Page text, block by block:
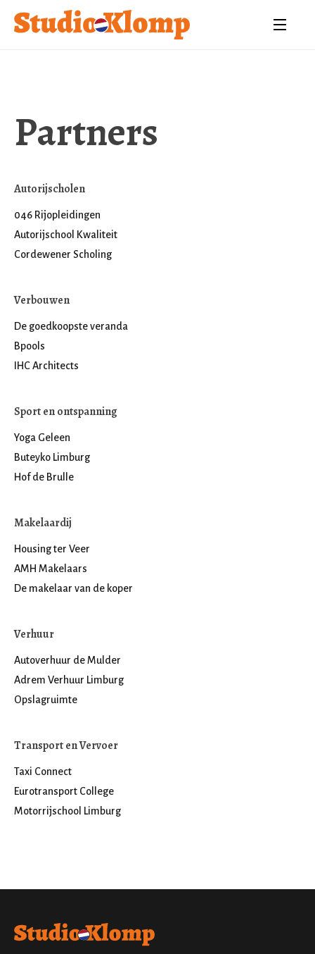
Partners
Autorijscholen
046 Rijopleidingen
Autorijschool Kwaliteit
Cordewener Scholing
Verbouwen
De goedkoopste veranda
Bpools
IHC Architects
Sport en ontspanning
Yoga Geleen
Buteyko Limburg
Hof de Brulle
Makelaardij
Housing ter Veer
AMH Makelaars
De makelaar van de koper
Verhuur
Autoverhuur de Mulder
Adrem Verhuur Limburg
Opslagruimte
Transport en Vervoer
Taxi Connect
Eurotransport College
Motorrijschool Limburg